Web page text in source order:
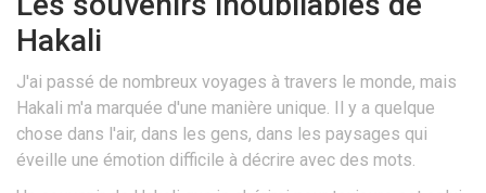
Hakali
J'ai passé de nombreux voyages à travers le monde, mais
Hakali m'a marquée d'une manière unique. Il y a quelque
chose dans l'air, dans les gens, dans les paysages qui
éveille une émotion difficile à décrire avec des mots.